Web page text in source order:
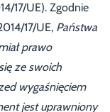
17/UE). Zgodnie
17/UE, Państwa
prawo
ze swoich
wygaśnięciem
jest uprawniony